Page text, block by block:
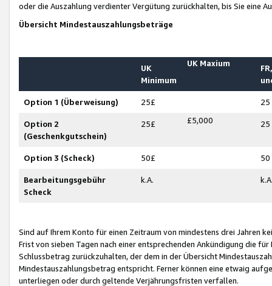
oder die Auszahlung verdienter Vergütung zurückhalten, bis Sie
Übersicht Mindestauszahlungsbeträge
UK
Minimum
UK Maxium
Option 1 (Überweisung) 25£ 25
Option 2
(Geschenkgutschein)
25£ £5,000 25
Option 3 (Scheck) 50£ 50
Bearbeitungsgebühr
Scheck
k.A.
Sind auf Ihrem Konto für einen Zeitraum von mindestens drei Jahren
Frist von sieben Tagen nach einer entsprechenden Ankündigung die
Schlussbetrag zurückzuhalten, der dem in der Übersicht
Mindestauszahlungsbetrag entspricht. Ferner können eine etwaig
unterliegen oder durch geltende Verjährungsfristen verfallen.